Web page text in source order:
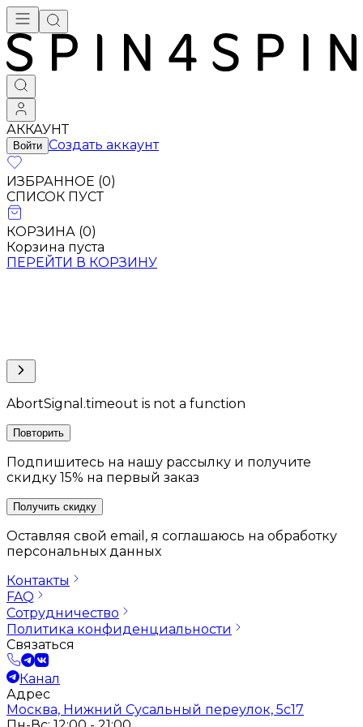
АККАУНТ
Войти Создать аккаунт
ИЗБРАННОЕ (0)
СПИСОК ПУСТ
КОРЗИНА (0)
Корзина пуста
ПЕРЕЙТИ В КОРЗИНУ
AbortSignal.timeout is not a function
Повторить
Подпишитесь на нашу рассылку и получите
скидку 15% на первый заказ
Получить скидку
Оставляя свой email, я соглашаюсь на обработку
персональных данных
Контакты
FAQ
Сотрудничество
Политика конфиденциальности
Связаться
Канал
Адрес
Москва, Нижний Сусальный переулок, 5с17